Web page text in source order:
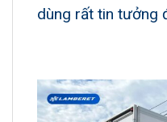
dùng rất tin tưởng